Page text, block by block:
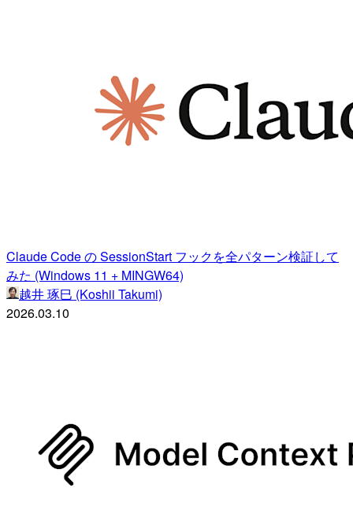
Claude Code の SessionStart フックを全パターン検証して
みた (Windows 11 + MINGW64)
越井 琢巳 (Koshii Takumi)
2026.03.10